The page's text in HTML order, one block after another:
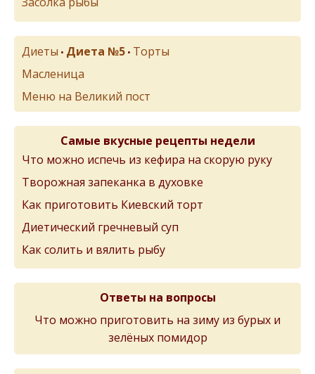
Диеты • Диета №5 • Торты
Масленица
Меню на Великий пост
Самые вкусные рецепты недели
Что можно испечь из кефира на скорую руку
Творожная запеканка в духовке
Как приготовить Киевский торт
Диетический гречневый суп
Как солить и вялить рыбу
Ответы на вопросы
Что можно приготовить на зиму из бурых и
зелёных помидор